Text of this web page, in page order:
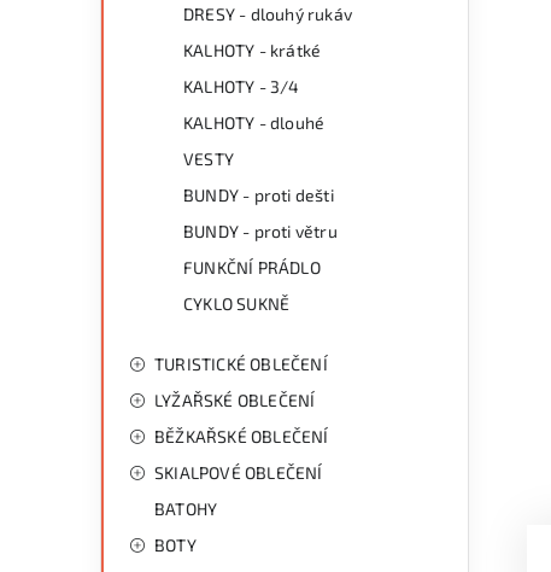
DRESY - dlouhý rukáv
KALHOTY - krátké
KALHOTY - 3/4
KALHOTY - dlouhé
VESTY
BUNDY - proti dešti
BUNDY - proti větru
FUNKČNÍ PRÁDLO
CYKLO SUKNĚ
TURISTICKÉ OBLEČENÍ
LYŽAŘSKÉ OBLEČENÍ
BĚŽKAŘSKÉ OBLEČENÍ
SKIALPOVÉ OBLEČENÍ
BATOHY
BOTY